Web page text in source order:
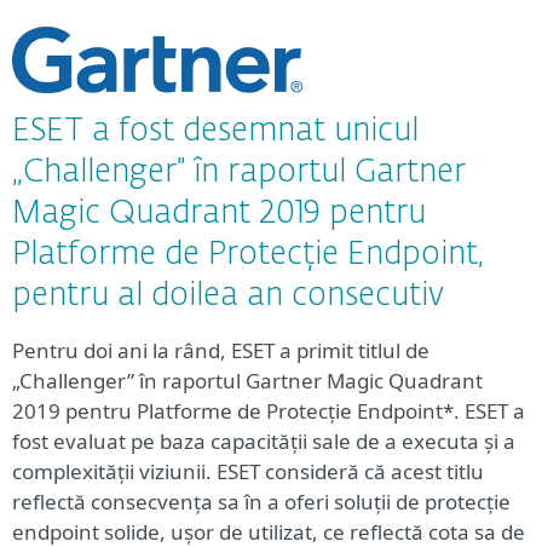
ESET a fost desemnat unicul
„Challenger” în raportul Gartner
Magic Quadrant 2019 pentru
Platforme de Protecție Endpoint,
pentru al doilea an consecutiv
Pentru doi ani la rând, ESET a primit titlul de
„Challenger” în raportul Gartner Magic Quadrant
2019 pentru Platforme de Protecție Endpoint*. ESET a
fost evaluat pe baza capacității sale de a executa și a
complexității viziunii. ESET consideră că acest titlu
reflectă consecvența sa în a oferi soluții de protecție
endpoint solide, ușor de utilizat, ce reflectă cota sa de